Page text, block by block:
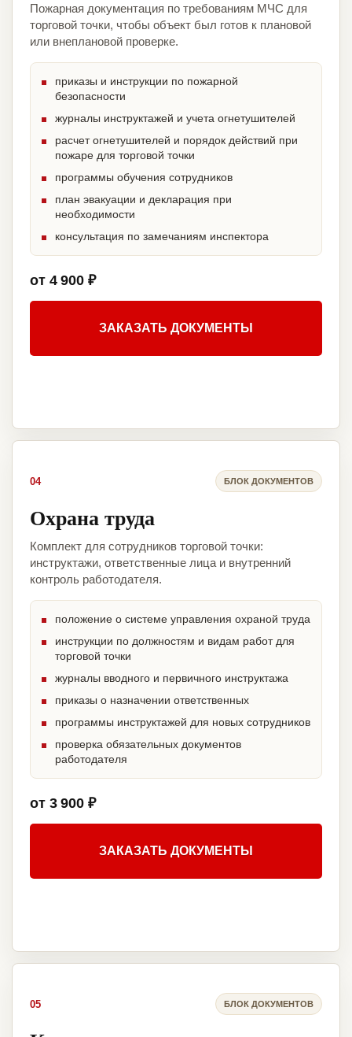
Пожарная документация по требованиям МЧС для
торговой точки, чтобы объект был готов к плановой
или внеплановой проверке.
приказы и инструкции по пожарной
безопасности
журналы инструктажей и учета огнетушителей
расчет огнетушителей и порядок действий при
пожаре для торговой точки
программы обучения сотрудников
план эвакуации и декларация при
необходимости
консультация по замечаниям инспектора
от 4 900 ₽
ЗАКАЗАТЬ ДОКУМЕНТЫ
04 БЛОК ДОКУМЕНТОВ
Охрана труда
Комплект для сотрудников торговой точки:
инструктажи, ответственные лица и внутренний
контроль работодателя.
положение о системе управления охраной труда
инструкции по должностям и видам работ для
торговой точки
журналы вводного и первичного инструктажа
приказы о назначении ответственных
программы инструктажей для новых сотрудников
проверка обязательных документов
работодателя
от 3 900 ₽
ЗАКАЗАТЬ ДОКУМЕНТЫ
05 БЛОК ДОКУМЕНТОВ